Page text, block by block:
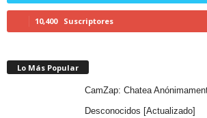
10,400 Suscriptores
Lo Más Popular
CamZap: Chatea
Desconocidos [Actualizado]